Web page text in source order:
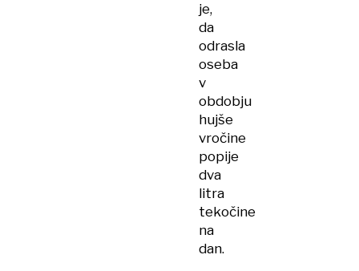
je,
da
odrasla
oseba
v
obdobju
hujše
vročine
popije
dva
litra
tekočine
na
dan.